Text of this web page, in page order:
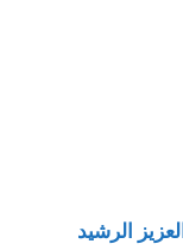
الرشيد